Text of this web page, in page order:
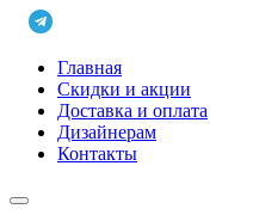
Главная
Скидки и акции
Доставка и оплата
Дизайнерам
Контакты